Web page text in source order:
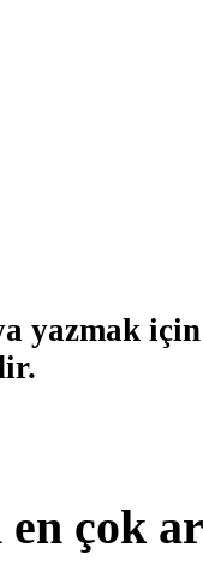
yazmak
en çok